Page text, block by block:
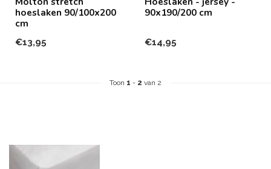
hoeslaken 90/100x200
cm
€13,95
90x190/200 cm
€14,95
Toon 1 - 2 van 2